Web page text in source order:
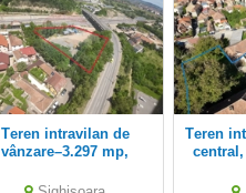
Teren intravilan de
vânzare–3.297 mp,
Basarab
Teren intravilan 1949 mp,